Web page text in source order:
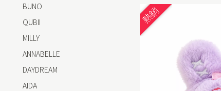
BUNO
QUBII
MILLY
ANNABELLE
DAYDREAM
AIDA
熱銷